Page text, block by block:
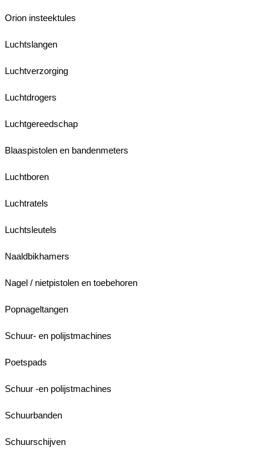
Orion insteektules
Luchtslangen
Luchtverzorging
Luchtdrogers
Luchtgereedschap
Blaaspistolen en bandenmeters
Luchtboren
Luchtratels
Luchtsleutels
Naaldbikhamers
Nagel / nietpistolen en toebehoren
Popnageltangen
Schuur- en polijstmachines
Poetspads
Schuur -en polijstmachines
Schuurbanden
Schuurschijven